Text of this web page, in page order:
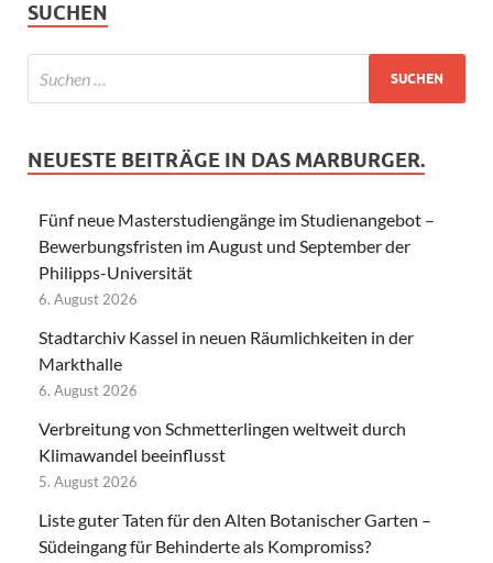
SUCHEN
NEUESTE BEITRÄGE IN DAS MARBURGER.
Fünf neue Masterstudiengänge im Studienangebot –
Bewerbungsfristen im August und September der
Philipps-Universität
6. August 2026
Stadtarchiv Kassel in neuen Räumlichkeiten in der
Markthalle
6. August 2026
Verbreitung von Schmetterlingen weltweit durch
Klimawandel beeinflusst
5. August 2026
Liste guter Taten für den Alten Botanischer Garten –
Südeingang für Behinderte als Kompromiss?